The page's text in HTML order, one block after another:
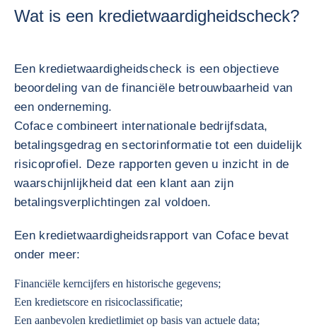
Wat is een kredietwaardigheidscheck?
Een kredietwaardigheidscheck is een objectieve
beoordeling van de financiële betrouwbaarheid van
een onderneming.
Coface combineert internationale bedrijfsdata,
betalingsgedrag en sectorinformatie tot een duidelijk
risicoprofiel. Deze rapporten geven u inzicht in de
waarschijnlijkheid dat een klant aan zijn
betalingsverplichtingen zal voldoen.
Een kredietwaardigheidsrapport van Coface bevat
onder meer:
Financiële kerncijfers en historische gegevens;
Een kredietscore en risicoclassificatie;
Een aanbevolen kredietlimiet op basis van actuele data;